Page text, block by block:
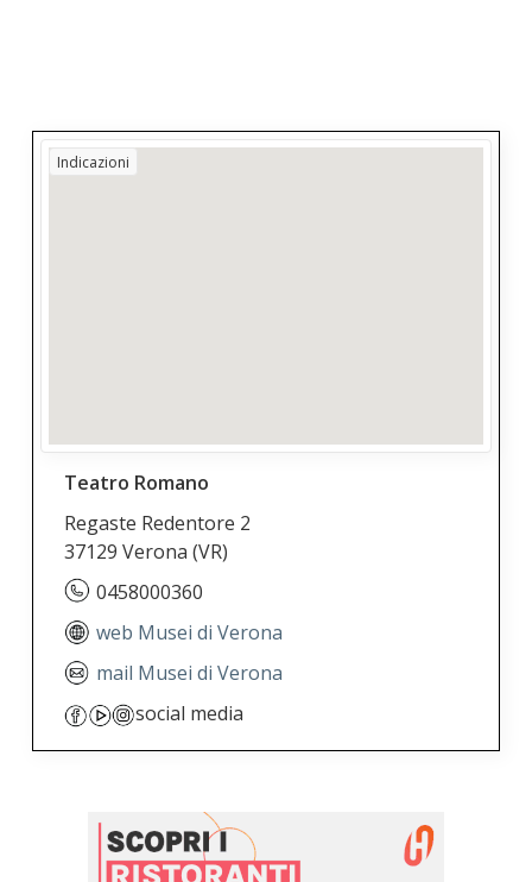
Indicazioni
Teatro Romano
Regaste Redentore 2
37129 Verona(VR)
0458000360
web Musei di Verona
mail Musei di Verona
social media